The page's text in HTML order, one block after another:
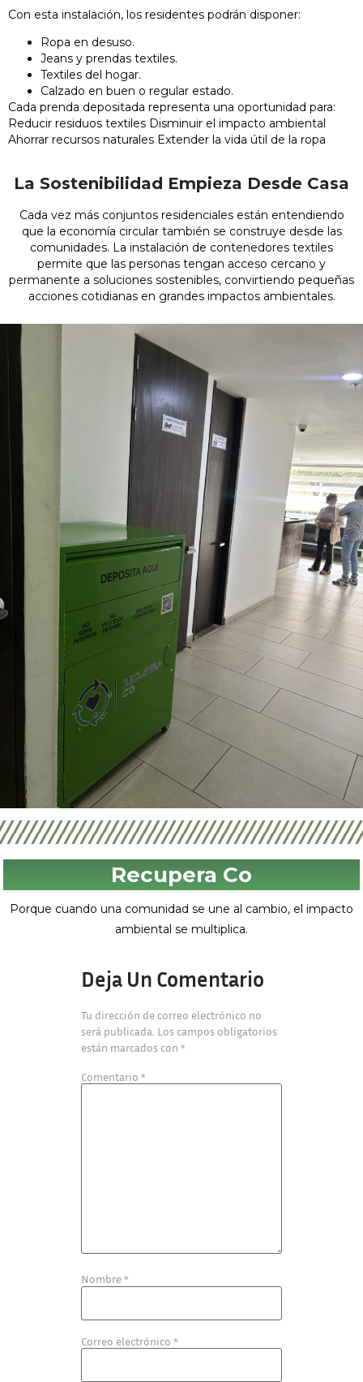
Con esta instalación, los residentes podrán disponer:
Ropa en desuso.
Jeans y prendas textiles.
Textiles del hogar.
Calzado en buen o regular estado.
Cada prenda depositada representa una oportunidad para:
Reducir residuos textiles Disminuir el impacto ambiental
Ahorrar recursos naturales Extender la vida útil de la ropa
La Sostenibilidad Empieza Desde Casa
Cada vez más conjuntos residenciales están entendiendo
que la economía circular también se construye desde las
comunidades. La instalación de contenedores textiles
permite que las personas tengan acceso cercano y
permanente a soluciones sostenibles, convirtiendo pequeñas
acciones cotidianas en grandes impactos ambientales.
Recupera Co
Porque cuando una comunidad se une al cambio, el impacto
ambiental se multiplica.
Deja Un Comentario
Tu dirección de correo electrónico no
será publicada. Los campos obligatorios
están marcados con *
Comentario *
Nombre*
Correo electrónico *